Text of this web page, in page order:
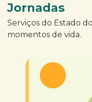
Jornadas
Serviços do Estado
momentos de vida.